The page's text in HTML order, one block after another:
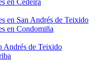
en Cedeira
en San Andrés de Teixido
en Condomiña
Andrés de Teixido